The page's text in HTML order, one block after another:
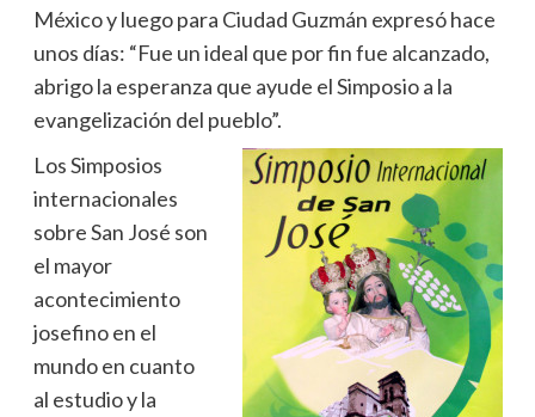
México y luego para Ciudad Guzmán expresó hace
unos días: “Fue un ideal que por fin fue alcanzado,
abrigo la esperanza que ayude el Simposio a la
evangelización del pueblo”.
Los Simposios
internacionales
sobre San José son
el mayor
acontecimiento
josefino en el
mundo en cuanto
al estudio y la